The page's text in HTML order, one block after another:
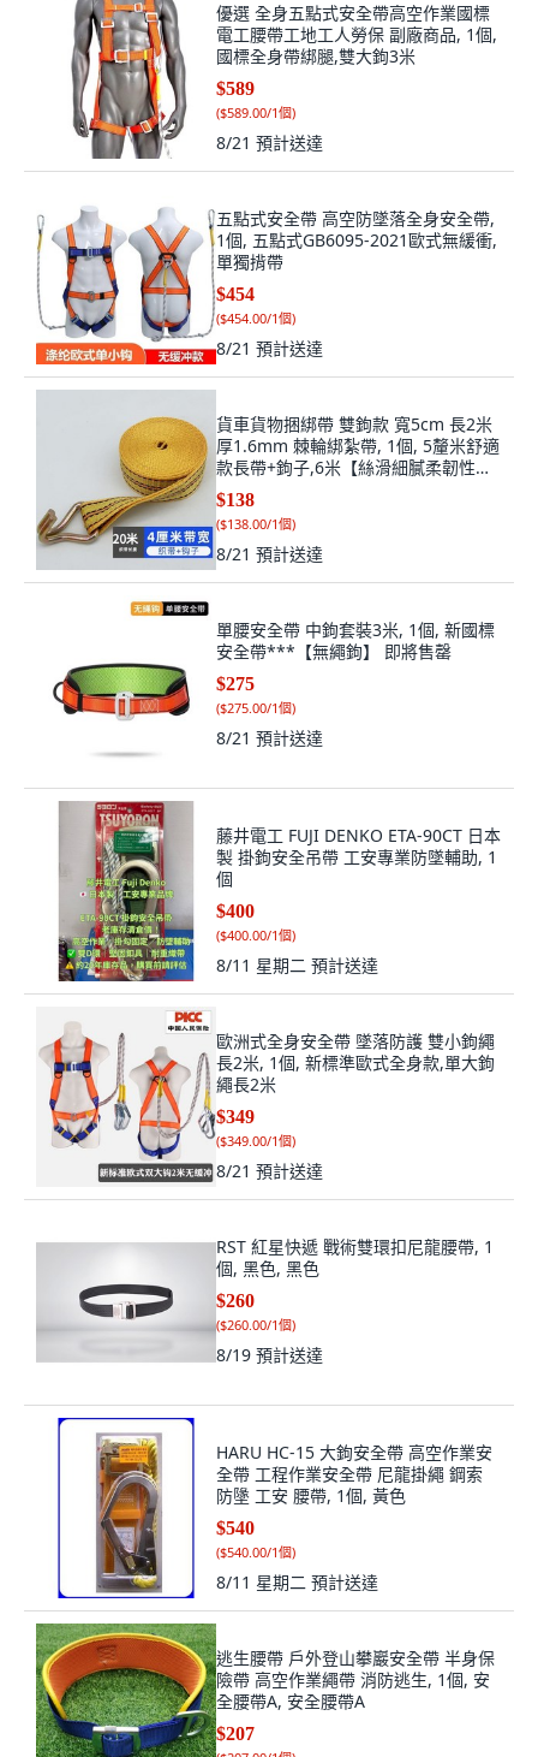
優選 全身五點式安全帶高空作業國標
電工腰帶工地工人勞保 副廠商品, 1個,
國標全身帶綁腿,雙大鉤3米
$589
($589.00/1個)
8/21 預計送達
五點式安全帶 高空防墜落全身安全帶,
1個, 五點式GB6095-2021歐式無緩衝,
單獨揹帶
$454
($454.00/1個)
8/21 預計送達
貨車貨物捆綁帶 雙鉤款 寬5cm 長2米
厚1.6mm 棘輪綁紮帶, 1個, 5釐米舒適
款長帶+鉤子,6米【絲滑細膩柔韌性
強】
$138
($138.00/1個)
8/21 預計送達
單腰安全帶 中鉤套裝3米, 1個, 新國標
安全帶***【無繩鉤】 即將售罄
$275
($275.00/1個)
8/21 預計送達
藤井電工 FUJI DENKO ETA-90CT 日本
製 掛鉤安全吊帶 工安專業防墜輔助, 1
個
$400
($400.00/1個)
8/11 星期二 預計送達
歐洲式全身安全帶 墜落防護 雙小鉤繩
長2米, 1個, 新標準歐式全身款,單大鉤
繩長2米
$349
($349.00/1個)
8/21 預計送達
RST 紅星快遞 戰術雙環扣尼龍腰帶, 1
個, 黑色, 黑色
$260
($260.00/1個)
8/19 預計送達
HARU HC-15 大鉤安全帶 高空作業安
全帶 工程作業安全帶 尼龍掛繩 鋼索
防墬 工安 腰帶, 1個, 黃色
$540
($540.00/1個)
8/11 星期二 預計送達
逃生腰帶 戶外登山攀巖安全帶 半身保
險帶 高空作業繩帶 消防逃生, 1個, 安
全腰帶A, 安全腰帶A
$207